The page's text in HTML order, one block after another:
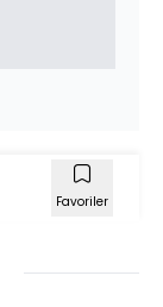
Favoriler